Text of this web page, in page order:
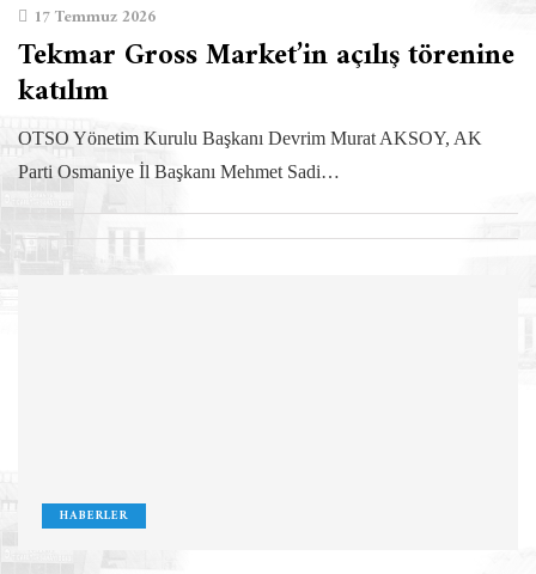
17 Temmuz 2026
Tekmar Gross Market’in açılış törenine
katılım
OTSO Yönetim Kurulu Başkanı Devrim Murat AKSOY, AK
Parti Osmaniye İl Başkanı Mehmet Sadi…
HABERLER